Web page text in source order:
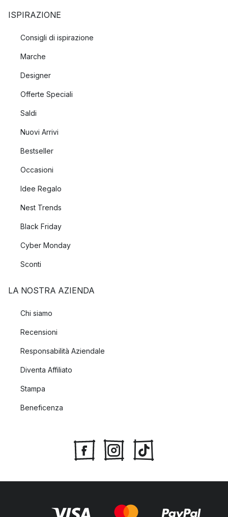
ISPIRAZIONE
Consigli di ispirazione
Marche
Designer
Offerte Speciali
Saldi
Nuovi Arrivi
Bestseller
Occasioni
Idee Regalo
Nest Trends
Black Friday
Cyber Monday
Sconti
LA NOSTRA AZIENDA
Chi siamo
Recensioni
Responsabilità Aziendale
Diventa Affiliato
Stampa
Beneficenza